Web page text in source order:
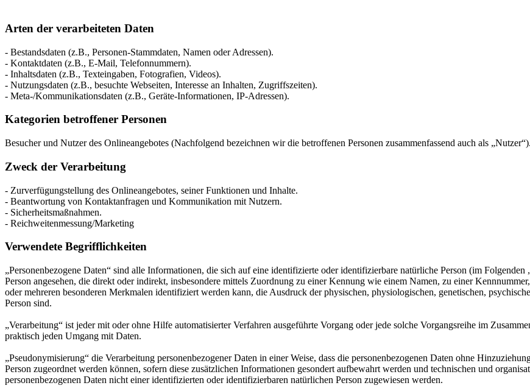
Arten der verarbeiteten Daten
- Bestandsdaten (z.B., Personen-Stammdaten, Namen oder Adressen).
- Kontaktdaten (z.B., E-Mail, Telefonnummern).
- Inhaltsdaten (z.B., Texteingaben, Fotografien, Videos).
- Nutzungsdaten (z.B., besuchte Webseiten, Interesse an Inhalten, Zugriffszeiten).
- Meta-/Kommunikationsdaten (z.B., Geräte-Informationen, IP-Adressen).
Kategorien betroffener Personen
Besucher und Nutzer des Onlineangebotes (Nachfolgend bezeichnen wir die betroffenen Personen zusammenfassend auch als „Nutzer“).
Zweck der Verarbeitung
- Zurverfügungstellung des Onlineangebotes, seiner Funktionen und Inhalte.
- Beantwortung von Kontaktanfragen und Kommunikation mit Nutzern.
- Sicherheitsmaßnahmen.
- Reichweitenmessung/Marketing
Verwendete Begrifflichkeiten
„Personenbezogene Daten“ sind alle Informationen, die sich auf eine identifizierte oder identifizierbare natürliche Person (im
Person angesehen, die direkt oder indirekt, insbesondere mittels Zuordnung zu einer Kennung wie einem Namen, zu einer
oder mehreren besonderen Merkmalen identifiziert werden kann, die Ausdruck der physischen, physiologischen, genetischen,
Person sind.
„Verarbeitung“ ist jeder mit oder ohne Hilfe automatisierter Verfahren ausgeführte Vorgang oder jede solche Vorgangsreihe im
praktisch jeden Umgang mit Daten.
„Pseudonymisierung“ die Verarbeitung personenbezogener Daten in einer Weise, dass die personenbezogenen Daten ohne
Person zugeordnet werden können, sofern diese zusätzlichen Informationen gesondert aufbewahrt werden und technischen und
personenbezogenen Daten nicht einer identifizierten oder identifizierbaren natürlichen Person zugewiesen werden.